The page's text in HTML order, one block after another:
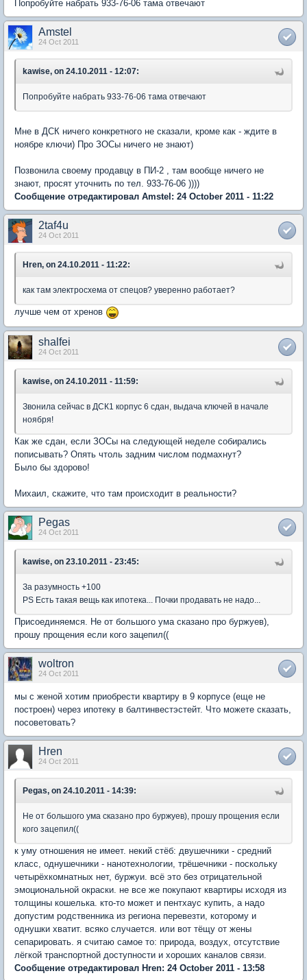
Попробуйте набрать 933-76-06 тама отвечают
Amstel
24 Oct 2011
kawise, on 24.10.2011 - 12:07:
Попробуйте набрать 933-76-06 тама отвечают
Мне в ДСК ничего конкретного не сказали, кроме как - ждите в
ноябре ключи) Про ЗОСы ничего не знают)
Позвонила своему продавцу в ПИ-2 , там вообще ничего не
знают, просят уточнить по тел. 933-76-06 ))))
Сообщение отредактировал Amstel: 24 October 2011 - 11:22
2taf4u
24 Oct 2011
Hren, on 24.10.2011 - 11:22:
как там электросхема от спецов? уверенно работает?
лучше чем от хренов
shalfei
24 Oct 2011
kawise, on 24.10.2011 - 11:59:
Звонила сейчас в ДСК1 корпус 6 сдан, выдача ключей в начале
ноября!
Как же сдан, если ЗОСы на следующей неделе собирались
пописывать? Опять чтоль задним числом подмахнут?
Было бы здорово!
Михаил, скажите, что там происходит в реальности?
Pegas
24 Oct 2011
kawise, on 23.10.2011 - 23:45:
За разумность +100
PS Есть такая вещь как ипотека... Почки продавать не надо...
Присоединяемся. Не от большого ума сказано про буржуев),
прошу прощения если кого зацепил((
woltron
24 Oct 2011
мы с женой хотим приобрести квартиру в 9 корпусе (еще не
построен) через ипотеку в балтинвестэстейт. Что можете сказать,
посоветовать?
Hren
24 Oct 2011
Pegas, on 24.10.2011 - 14:39:
Не от большого ума сказано про буржуев), прошу прощения если
кого зацепил((
к уму отношения не имеет. некий стёб: двушечники - средний
класс, однушечники - нанотехнологии, трёшечники - поскольку
четырёхкомнатных нет, буржуи. всё это без отрицательной
эмоциональной окраски. не все же покупают квартиры исходя из
толщины кошелька. кто-то может и пентхаус купить, а надо
допустим родственника из региона перевезти, которому и
однушки хватит. всяко случается. или вот тёщу от жены
сепарировать. я считаю самое то: природа, воздух, отсутствие
лёгкой транспортной доступности и хороших каналов связи.
Сообщение отредактировал Hren: 24 October 2011 - 13:58